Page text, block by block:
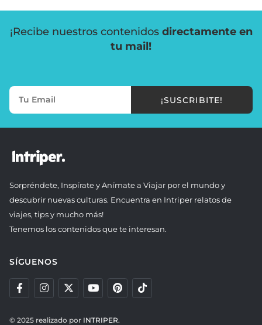
¡Recibe nuestros contenidos directamente en
tu mail!
¡SUSCRIBITE!
Sorpréndete, Inspírate y Anímate a Viajar por el mundo y
descubrir nuevas culturas. Encuentra en Intriper relatos de
viajes, tips y mucho más!
Tenemos los contenidos que te interesan.
SÍGUENOS
© 2025 realizado por INTRIPER.